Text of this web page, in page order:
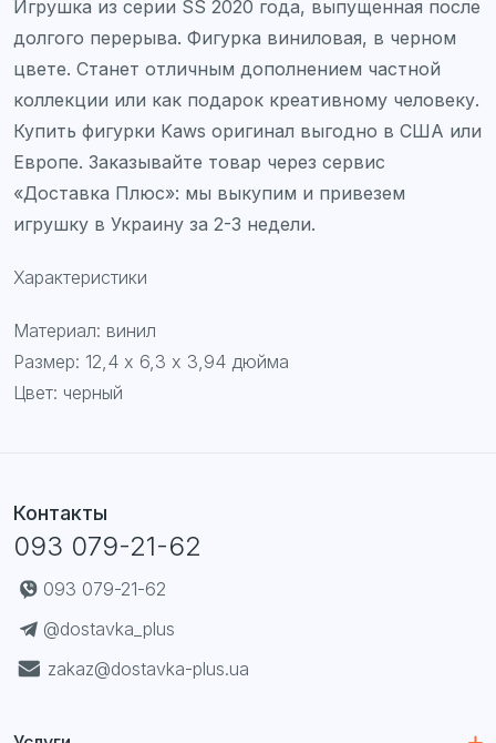
Игрушка из серии SS 2020 года, выпущенная после
долгого перерыва. Фигурка виниловая, в черном
цвете. Станет отличным дополнением частной
коллекции или как подарок креативному человеку.
Купить фигурки Kaws оригинал выгодно в США или
Европе. Заказывайте товар через сервис
«Доставка Плюс»: мы выкупим и привезем
игрушку в Украину за 2-3 недели.
Характеристики
Материал: винил
Размер: 12,4 х 6,3 х 3,94 дюйма
Цвет: черный
Контакты
093 079-21-62
093 079-21-62
@dostavka_plus
zakaz@dostavka-plus.ua